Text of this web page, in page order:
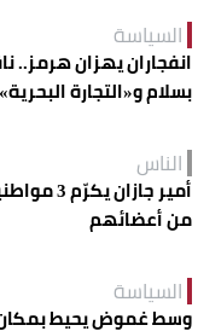
السياسة
انفجاران يهزان هرمز..
بسلام و«التجارة
الناس
أمير
من أعضائهم
السياسة
وسط غموض يحيط